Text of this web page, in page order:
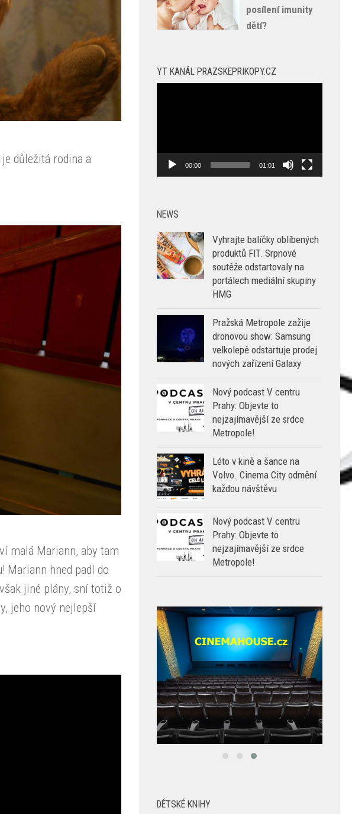
důležitá rodina a
malá Mariann, aby tam
Mariann hned padl do
jiné plány, sní totiž o
jeho nový nejlepší
posílení imunity
dětí?
YT KANÁL PRAZSKEPRIKOPY.CZ
00:00 01:01
NEWS
Vyhrajte balíčky oblíbených
produktů FIT. Srpnové
soutěže odstartovaly na
portálech mediální skupiny
HMG
Pražská Metropole zažije
dronovou show: Samsung
velkolepě odstartuje prodej
nových zařízení Galaxy
Nový podcast V centru
Prahy: Objevte to
nejzajímavější ze srdce
Metropole!
Léto v kině a šance na
Volvo. Cinema City odmění
každou návštěvu
Nový podcast V centru
Prahy: Objevte to
nejzajímavější ze srdce
Metropole!
DÉTSKÉ KNIHY